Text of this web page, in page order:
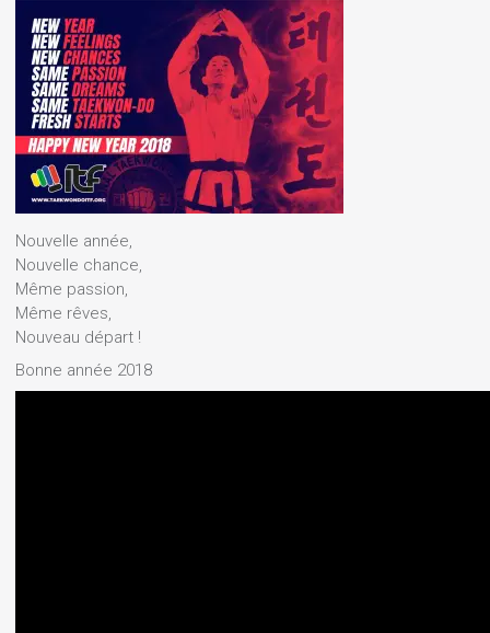
Nouvelle année,
Nouvelle chance,
Même passion,
Même rêves,
Nouveau départ !
Bonne année 2018